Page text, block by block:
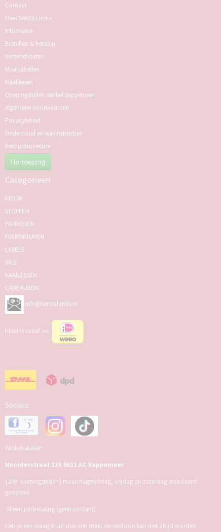
Contact
Over Senza Limits
Informatie
Bestellen & betalen
Verzendkosten
Maattabellen
Naailessen
Openingstijden winkel Sappemeer
Algemene Voorwaarden
Privacybeleid
Onderhoud en wasinstructies
Retourprocedure
Herroeping
Categorieën
NIEUW
STOFFEN
PATRONEN
FOURNITUREN
LABELS
SALE
NAAILESSEN
CADEAUBON
info@senzalimits.nl
Ideal is vanaf nu
Socials:
Winkel/atelier:
Noorderstraat 133 9611 AC Sappemeer
(zie openingstijden) maandagmiddag, vrijdag en zaterdag standaard
geopend
Alleen pinbetaling (geen contant)
Heb je een vraag stuur dan een mail, de telefoon kan niet altijd worden